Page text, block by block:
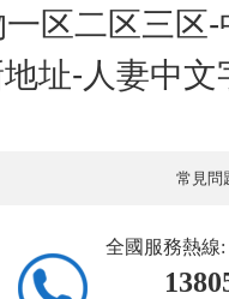
区二区三区-
址-人妻中文
常見問
全國服務熱線: